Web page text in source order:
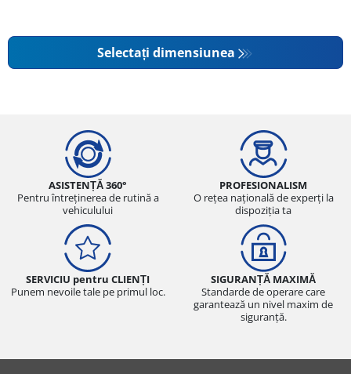
Selectați dimensiunea
ASISTENȚĂ 360°
Pentru întreținerea de rutină a
vehiculului
PROFESIONALISM
O rețea națională de experți la
dispoziția ta
SERVICIU pentru CLIENȚI
Punem nevoile tale pe primul loc.
SIGURANȚĂ MAXIMĂ
Standarde de operare care
garantează un nivel maxim de
siguranță.